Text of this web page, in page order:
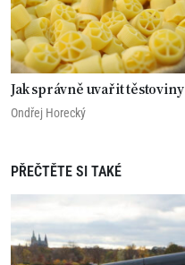
Jak správně uvařit těstoviny
Ondřej Horecký
PŘEČTĚTE SI TAKÉ